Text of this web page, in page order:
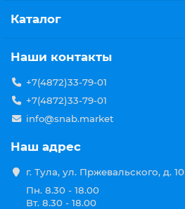
Каталог
Наши контакты
+7(4872)33-79-01
+7(4872)33-79-01
info@snab.market
Наш адрес
г. Тула, ул. Пржевальского, д. 10
Пн. 8.30 - 18.00
Вт. 8.30 - 18.00